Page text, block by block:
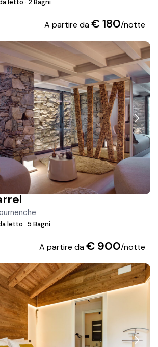
letto· 2 Bagni
A partire da€ 180/notte
letto· 5 Bagni
A partire da€ 900/notte